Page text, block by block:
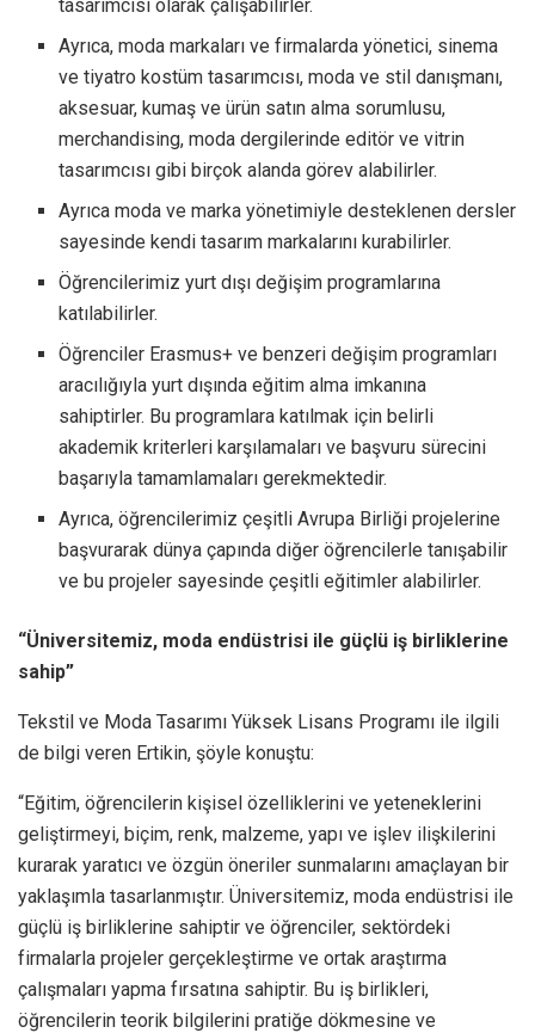
tasarımcısı olarak çalışabilirler.
Ayrıca, moda markaları ve firmalarda yönetici, sinema
ve tiyatro kostüm tasarımcısı, moda ve stil danışmanı,
aksesuar, kumaş ve ürün satın alma sorumlusu,
merchandising, moda dergilerinde editör ve vitrin
tasarımcısı gibi birçok alanda görev alabilirler.
Ayrıca moda ve marka yönetimiyle desteklenen dersler
sayesinde kendi tasarım markalarını kurabilirler.
Öğrencilerimiz yurt dışı değişim programlarına
katılabilirler.
Öğrenciler Erasmus+ ve benzeri değişim programları
aracılığıyla yurt dışında eğitim alma imkanına
sahiptirler. Bu programlara katılmak için belirli
akademik kriterleri karşılamaları ve başvuru sürecini
başarıyla tamamlamaları gerekmektedir.
Ayrıca, öğrencilerimiz çeşitli Avrupa Birliği projelerine
başvurarak dünya çapında diğer öğrencilerle tanışabilir
ve bu projeler sayesinde çeşitli eğitimler alabilirler.
“Üniversitemiz, moda endüstrisi ile güçlü iş birliklerine
sahip”
Tekstil ve Moda Tasarımı Yüksek Lisans Programı ile ilgili
de bilgi veren Ertikin, şöyle konuştu:
“Eğitim, öğrencilerin kişisel özelliklerini ve yeteneklerini
geliştirmeyi, biçim, renk, malzeme, yapı ve işlev ilişkilerini
kurarak yaratıcı ve özgün öneriler sunmalarını amaçlayan bir
yaklaşımla tasarlanmıştır. Üniversitemiz, moda endüstrisi ile
güçlü iş birliklerine sahiptir ve öğrenciler, sektördeki
firmalarla projeler gerçekleştirme ve ortak araştırma
çalışmaları yapma fırsatına sahiptir. Bu iş birlikleri,
öğrencilerin teorik bilgilerini pratiğe dökmesine ve